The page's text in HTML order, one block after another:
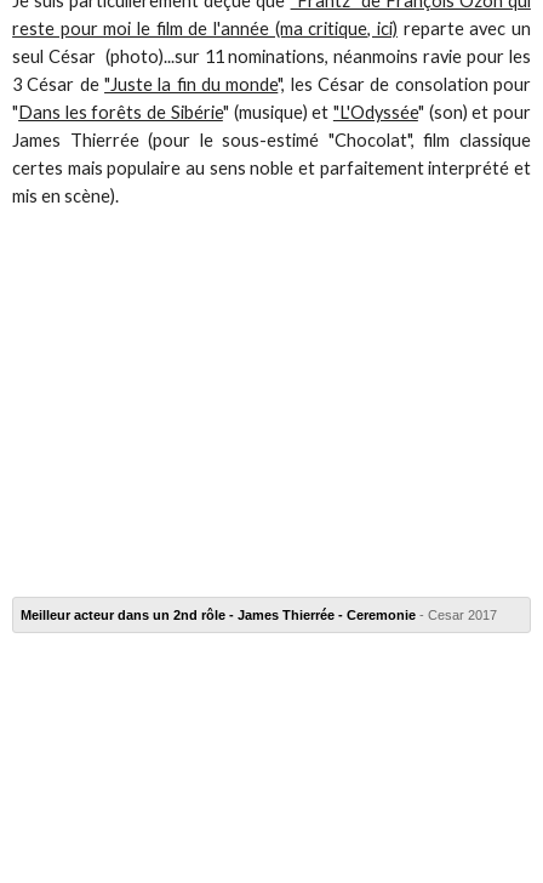
reste pour moi le film de l'année (ma critique, ici) reparte avec un
seul César (photo)...sur 11 nominations, néanmoins ravie pour les
3 César de"Juste la fin du monde", les César de consolation pour
"Dans les forêts de Sibérie" (musique) et "L'Odyssée" (son) et pour
James Thierrée (pour le sous-estimé "Chocolat", film classique
certes mais populaire au sens noble et parfaitement interprété et
mis en scène).
Meilleur acteur dans un 2nd rôle - James Thierrée - Ceremonie - Cesar 2017